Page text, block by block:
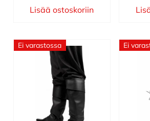
Lisää ostoskoriin
Ei varastossa Ei